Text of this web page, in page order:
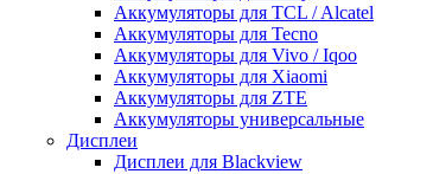
Аккумуляторы для TCL / Alcatel
Аккумуляторы для Tecno
Аккумуляторы для Vivo / Iqoo
Аккумуляторы для Xiaomi
Аккумуляторы для ZTE
Аккумуляторы универсальные
Дисплеи
Дисплеи для Blackview